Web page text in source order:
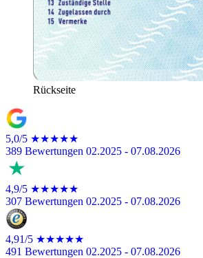
Rückseite
5,0/5 ★★★★★
389 Bewertungen 02.2025 - 07.08.2026
4,9/5 ★★★★★
307 Bewertungen 02.2025 - 07.08.2026
4,91/5 ★★★★★
491 Bewertungen 02.2025 - 07.08.2026